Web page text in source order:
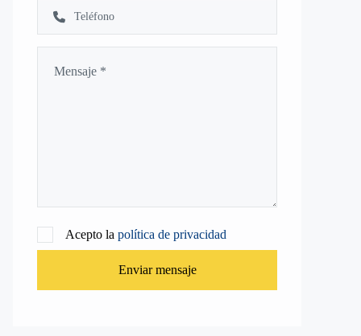
Acepto la política de privacidad
Enviar mensaje